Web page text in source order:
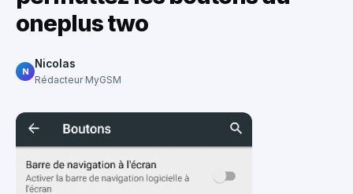
oneplus two
N
Nicolas
Rédacteur MyGSM